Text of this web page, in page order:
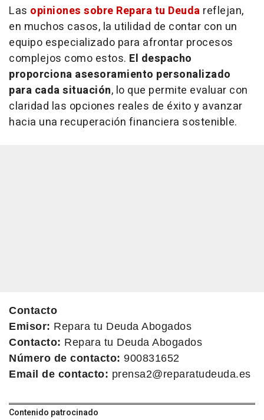
Las opiniones sobre Repara tu Deuda reflejan,
en muchos casos, la utilidad de contar con un
equipo especializado para afrontar procesos
complejos como estos. El despacho
proporciona asesoramiento personalizado
para cada situación, lo que permite evaluar con
claridad las opciones reales de éxito y avanzar
hacia una recuperación financiera sostenible.
Contacto
Emisor: Repara tu Deuda Abogados
Contacto: Repara tu Deuda Abogados
Número de contacto: 900831652
Email de contacto: prensa2@reparatudeuda.es
Contenido patrocinado